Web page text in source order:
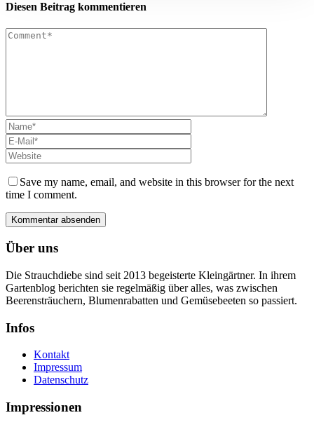
Diesen Beitrag kommentieren
Save my name, email, and website in this browser for the next
time I comment.
Über uns
Die Strauchdiebe sind seit 2013 begeisterte Kleingärtner. In ihrem
Gartenblog berichten sie regelmäßig über alles, was zwischen
Beerensträuchern, Blumenrabatten und Gemüsebeeten so passiert.
Infos
Kontakt
Impressum
Datenschutz
Impressionen